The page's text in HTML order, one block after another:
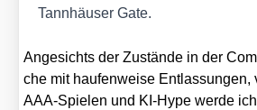
Tann­häu­ser Gate.
Ange­sichts der Zustän­de in der
che mit hau­fen­wei­se Ent­las­sun­gen,
AAA-Spie­len und KI-Hype wer­de